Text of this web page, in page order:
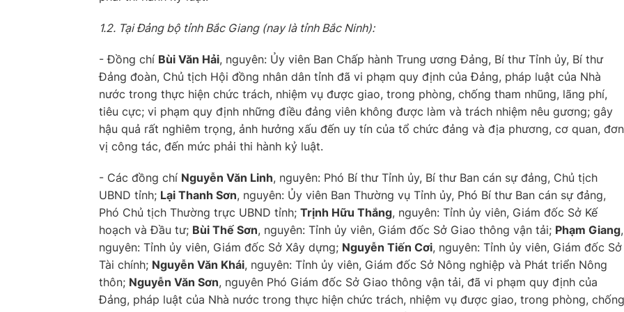
1.2. Tại Đảng bộ tỉnh Bắc Giang (nay là tỉnh Bắc Ninh):
- Đồng chí Bùi Văn Hải, nguyên: Ủy viên Ban Chấp hành Trung ương Đảng, Bí thư Tỉnh ủy, Bí thư
Đảng đoàn, Chủ tịch Hội đồng nhân dân tỉnh đã vi phạm quy định của Đảng, pháp luật của Nhà
nước trong thực hiện chức trách, nhiệm vụ được giao, trong phòng, chống tham nhũng, lãng phí,
tiêu cực; vi phạm quy định những điều đảng viên không được làm và trách nhiệm nêu gương; gây
hậu quả rất nghiêm trọng, ảnh hưởng xấu đến uy tín của tổ chức đảng và địa phương, cơ quan, đơn
vị công tác, đến mức phải thi hành kỷ luật.
- Các đồng chí Nguyễn Văn Linh, nguyên: Phó Bí thư Tỉnh ủy, Bí thư Ban cán sự đảng, Chủ tịch
UBND tỉnh; Lại Thanh Sơn, nguyên: Ủy viên Ban Thường vụ Tỉnh ủy, Phó Bí thư Ban cán sự đảng,
Phó Chủ tịch Thường trực UBND tỉnh; Trịnh Hữu Thắng, nguyên: Tỉnh ủy viên, Giám đốc Sở Kế
hoạch và Đầu tư; Bùi Thế Sơn, nguyên: Tỉnh ủy viên, Giám đốc Sở Giao thông vận tải; Phạm Giang,
nguyên: Tỉnh ủy viên, Giám đốc Sở Xây dựng; Nguyễn Tiến Cơi, nguyên: Tỉnh ủy viên, Giám đốc Sở
Tài chính; Nguyễn Văn Khái, nguyên: Tỉnh ủy viên, Giám đốc Sở Nông nghiệp và Phát triển Nông
thôn; Nguyễn Văn Sơn, nguyên Phó Giám đốc Sở Giao thông vận tải, đã vi phạm quy định của
Đảng, pháp luật của Nhà nước trong thực hiện chức trách, nhiệm vụ được giao, trong phòng, chống